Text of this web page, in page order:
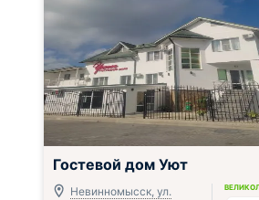
Гостевой дом Уют
Невинномысск, ул.